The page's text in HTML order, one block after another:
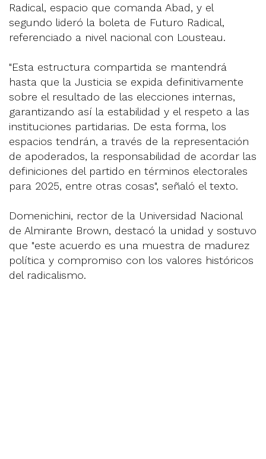
Radical, espacio que comanda Abad, y el
segundo lideró la boleta de Futuro Radical,
referenciado a nivel nacional con Lousteau.
"Esta estructura compartida se mantendrá
hasta que la Justicia se expida definitivamente
sobre el resultado de las elecciones internas,
garantizando así la estabilidad y el respeto a las
instituciones partidarias. De esta forma, los
espacios tendrán, a través de la representación
de apoderados, la responsabilidad de acordar las
definiciones del partido en términos electorales
para 2025, entre otras cosas", señaló el texto.
Domenichini, rector de la Universidad Nacional
de Almirante Brown, destacó la unidad y sostuvo
que "este acuerdo es una muestra de madurez
política y compromiso con los valores históricos
del radicalismo.